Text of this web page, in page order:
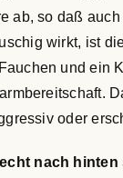
ab, so daß
wirkt, ist
und ein
oder
nach hinten